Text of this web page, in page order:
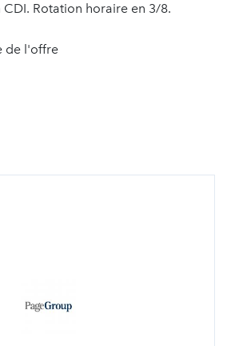
Rotation horaire en 3/8.
de l'offre